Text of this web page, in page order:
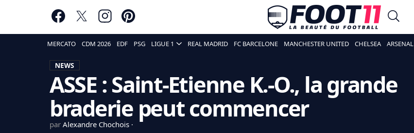
MERCATO CDM 2026 EDF PSG LIGUE 1 REAL MADRID FC BARCELONE MANCHESTER UNITED CHELSEA ARSENAL
NEWS
ASSE : Saint-Etienne K.-O., la grande
braderie peut commencer
par Alexandre Chochois